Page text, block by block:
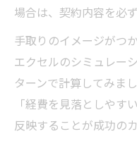
場合は、契約内容を必
手取りのイメージがつ
エクセルのシミュレー
ターンで計算してみま
「経費を見落としやす
反映することが成功のカ